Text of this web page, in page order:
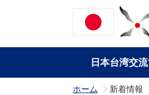
日本台湾交
ホーム >
新着情報